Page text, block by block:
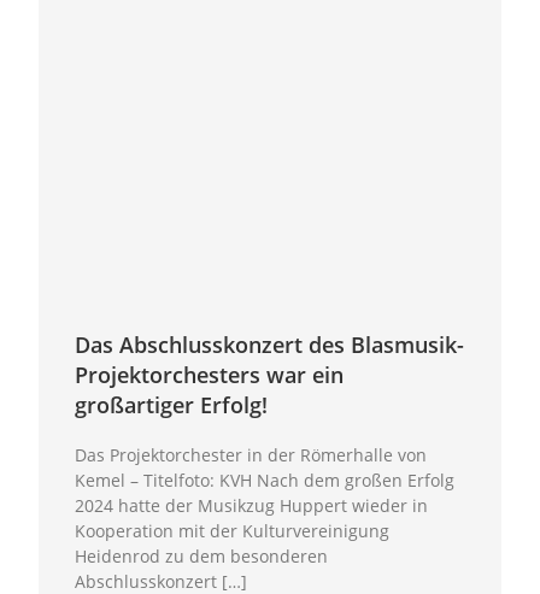
Das Abschlusskonzert des Blasmusik-
Projektorchesters war ein
großartiger Erfolg!
Das Projektorchester in der Römerhalle von
Kemel – Titelfoto: KVH Nach dem großen Erfolg
2024 hatte der Musikzug Huppert wieder in
Kooperation mit der Kulturvereinigung
Heidenrod zu dem besonderen
Abschlusskonzert […]